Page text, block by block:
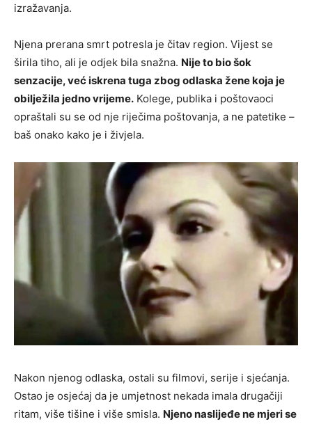
izražavanja.
Njena prerana smrt potresla je čitav region. Vijest se
širila tiho, ali je odjek bila snažna. Nije to bio šok
senzacije, već iskrena tuga zbog odlaska žene koja je
obilježila jedno vrijeme. Kolege, publika i poštovaoci
opraštali su se od nje riječima poštovanja, a ne patetike –
baš onako kako je i živjela.
Nakon njenog odlaska, ostali su filmovi, serije i sjećanja.
Ostao je osjećaj da je umjetnost nekada imala drugačiji
ritam, više tišine i više smisla. Njeno naslijeđe ne mjeri se